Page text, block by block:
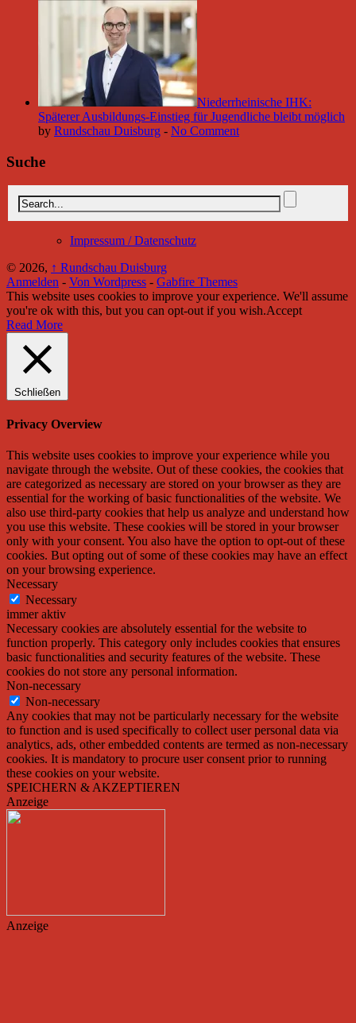
Niederrheinische IHK:
Späterer Ausbildungs-Einstieg für Jugendliche bleibt möglich
by Rundschau Duisburg - No Comment
Suche
Impressum / Datenschutz
© 2026, ↑ Rundschau Duisburg
Anmelden - Von Wordpress - Gabfire Themes
This website uses cookies to improve your experience. We'll assume
you're ok with this, but you can opt-out if you wish.Accept
Read More
Schließen
Privacy Overview
This website uses cookies to improve your experience while you
navigate through the website. Out of these cookies, the cookies that
are categorized as necessary are stored on your browser as they are
essential for the working of basic functionalities of the website. We
also use third-party cookies that help us analyze and understand how
you use this website. These cookies will be stored in your browser
only with your consent. You also have the option to opt-out of these
cookies. But opting out of some of these cookies may have an effect
on your browsing experience.
Necessary
Necessary
immer aktiv
Necessary cookies are absolutely essential for the website to
function properly. This category only includes cookies that ensures
basic functionalities and security features of the website. These
cookies do not store any personal information.
Non-necessary
Non-necessary
Any cookies that may not be particularly necessary for the website
to function and is used specifically to collect user personal data via
analytics, ads, other embedded contents are termed as non-necessary
cookies. It is mandatory to procure user consent prior to running
these cookies on your website.
SPEICHERN & AKZEPTIEREN
Anzeige
Anzeige